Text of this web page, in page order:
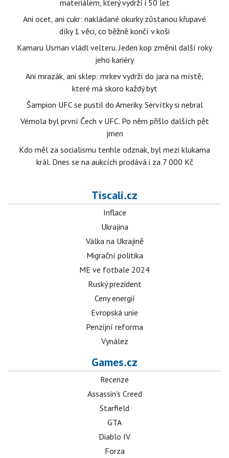
materiálem, který vydrží i 50 let
Ani ocet, ani cukr: nakládané okurky zůstanou křupavé
díky 1 věci, co běžně končí v koši
Kamaru Usman vládl velteru. Jeden kop změnil další roky
jeho kariéry
Ani mrazák, ani sklep: mrkev vydrží do jara na místě,
které má skoro každý byt
Šampion UFC se pustil do Ameriky. Servítky si nebral
Vémola byl první Čech v UFC. Po něm přišlo dalších pět
jmen
Kdo měl za socialismu tenhle odznak, byl mezi klukama
král. Dnes se na aukcích prodává i za 7 000 Kč
Tiscali.cz
Inflace
Ukrajina
Válka na Ukrajině
Migrační politika
ME ve fotbale 2024
Ruský prezident
Ceny energií
Evropská unie
Penzijní reforma
Vynález
Games.cz
Recenze
Assassin's Creed
Starfield
GTA
Diablo IV
Forza